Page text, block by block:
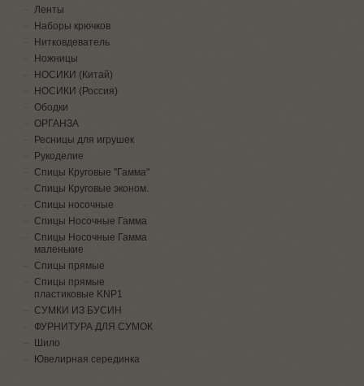
Ленты
Наборы крючков
Нитковдеватель
Ножницы
НОСИКИ (Китай)
НОСИКИ (Россия)
Ободки
ОРГАНЗА
Ресницы для игрушек
Рукоделие
Спицы Круговые "Гамма"
Спицы Круговые эконом.
Спицы носочные
Спицы Носочные Гамма
Спицы Носочные Гамма
маленькие
Спицы прямые
Спицы прямые
пластиковые KNP1
СУМКИ ИЗ БУСИН
ФУРНИТУРА ДЛЯ СУМОК
Шило
Ювелирная серединка